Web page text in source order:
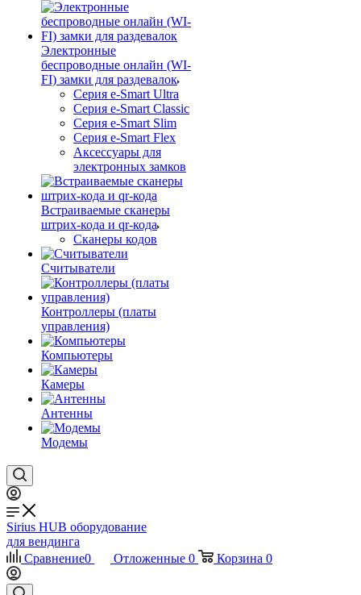
Электронные
беспроводные онлайн (WI-
FI) замки для раздевалок
Серия e-Smart Ultra
Серия e-Smart Classic
Серия e-Smart Slim
Серия e-Smart Flex
Аксессуары для
электронных замков
Встраиваемые сканеры
штрих-кода и qr-кода
Сканеры кодов
Считыватели
Контроллеры (платы
управления)
Компьютеры
Камеры
Антенны
Модемы
Sirius HUB оборудование
для вендинга
Сравнение0 Отложенные 0 Корзина 0